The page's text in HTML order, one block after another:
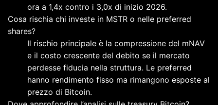
ora a 1,4x contro i 3,0x di inizio 2026.
Cosa rischia chi investe in MSTR o nelle preferred
shares?
Il rischio principale è la compressione del mNAV
e il costo crescente del debito se il mercato
perdesse fiducia nella struttura. Le preferred
hanno rendimento fisso ma rimangono esposte al
prezzo di Bitcoin.